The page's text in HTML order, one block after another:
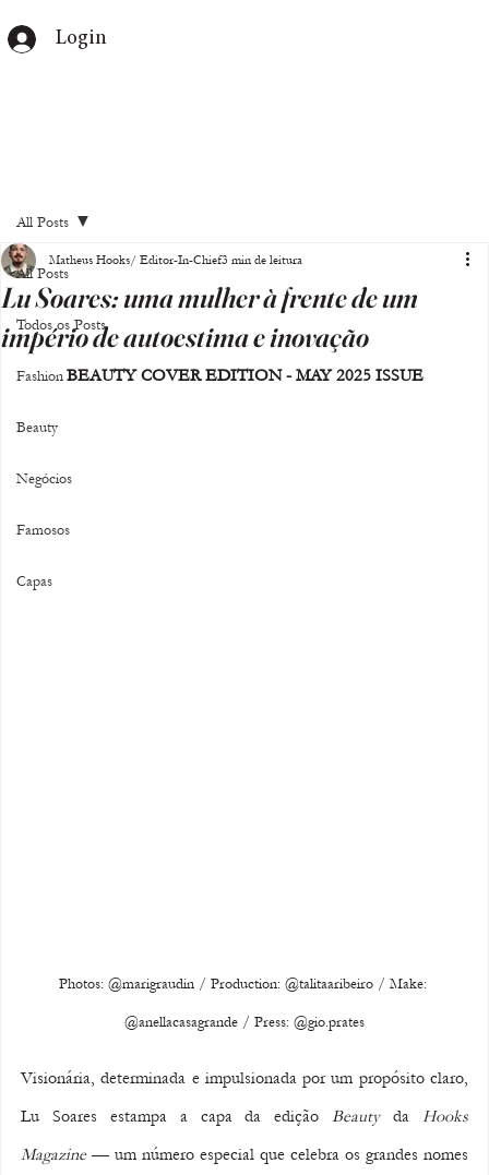
Login
All Posts
Todos os Posts
Fashion
Beauty
Negócios
Famosos
Capas
All Posts
Lu Soares: uma mulher à frente de um
império de autoestima e inovação
Matheus Hooks/ Editor-In-Chief3 min de leitura
BEAUTY COVER EDITION - MAY 2025 ISSUE
Photos: @marigraudin / Production: @talitaaribeiro / Make:
@anellacasagrande / Press: @gio.prates
Visionária, determinada e impulsionada por um propósito claro,
Lu Soares estampa a capa da edição Beauty da Hooks
Magazine — um número especial que celebra os grandes nomes